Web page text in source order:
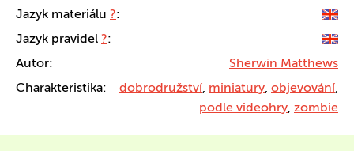
Jazyk materiálu ?:
Jazyk pravidel ?:
Autor:
Sherwin Matthews
Charakteristika:
dobrodružství, miniatury, objevování,
podle videohry, zombie